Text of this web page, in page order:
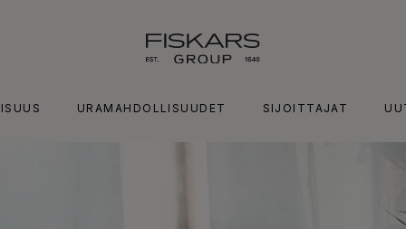
URAMAHDOLLISUUDET SIJOITTAJAT